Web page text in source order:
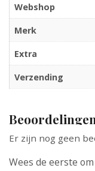
Webshop
Merk
Extra
Verzending
Er zijn nog geen
Wees de eerste